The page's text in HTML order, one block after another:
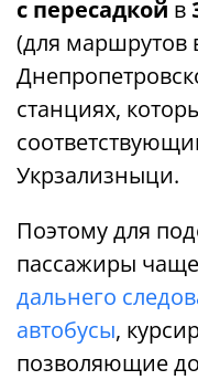
с пересадкой в ​​
(для маршрутов
станциях,
Укрзализныци.
Поэтому для
пассажиры
дальнего
автобусы,
позволяющие